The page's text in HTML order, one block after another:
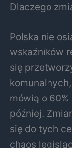
Dlaczego
Polska nie
wskaźników
się
mówią o
później.
się do tych
chaos